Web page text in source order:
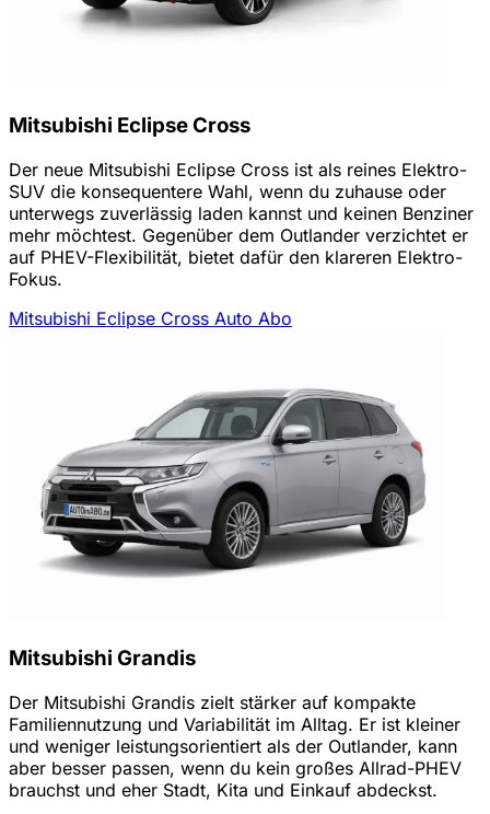
Mitsubishi Eclipse Cross
Der neue Mitsubishi Eclipse Cross ist als reines Elektro-
SUV die konsequentere Wahl, wenn du zuhause oder
unterwegs zuverlässig laden kannst und keinen Benziner
mehr möchtest. Gegenüber dem Outlander verzichtet er
auf PHEV-Flexibilität, bietet dafür den klareren Elektro-
Fokus.
Mitsubishi Eclipse Cross Auto Abo
Mitsubishi Grandis
Der Mitsubishi Grandis zielt stärker auf kompakte
Familiennutzung und Variabilität im Alltag. Er ist kleiner
und weniger leistungsorientiert als der Outlander, kann
aber besser passen, wenn du kein großes Allrad-PHEV
brauchst und eher Stadt, Kita und Einkauf abdeckst.